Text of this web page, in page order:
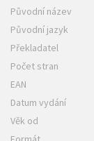
Původní název
Původní jazyk
Překladatel
Počet stran
EAN
Datum vydání
Věk od